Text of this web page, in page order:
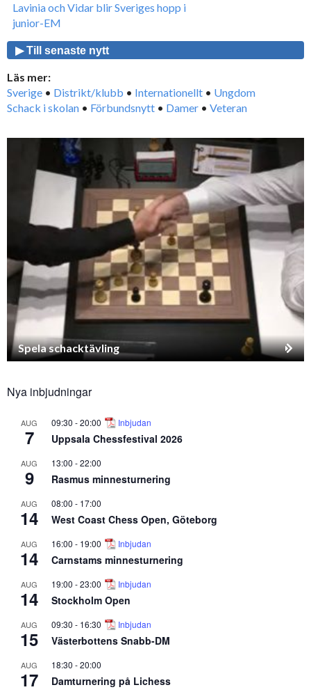
Lavinia och Vidar blir Sveriges hopp i
junior-EM
▶ Till senaste nytt
Läs mer:
Sverige • Distrikt/klubb • Internationellt • Ungdom
Schack i skolan • Förbundsnytt • Damer • Veteran
Spela schacktävling
Nya inbjudningar
AUG
7
09:30 -20:00 Inbjudan
Uppsala Chessfestival 2026
AUG
9
13:00 -22:00
Rasmus minnesturnering
AUG
14
08:00 - 17:00
West Coast Chess Open, Göteborg
AUG
14
16:00 - 19:00 Inbjudan
Carnstams minnesturnering
AUG
14
19:00 -23:00 Inbjudan
Stockholm Open
AUG
15
09:30 - 16:30 Inbjudan
Västerbottens Snabb-DM
AUG
17
18:30 -20:00
Damturnering på Lichess